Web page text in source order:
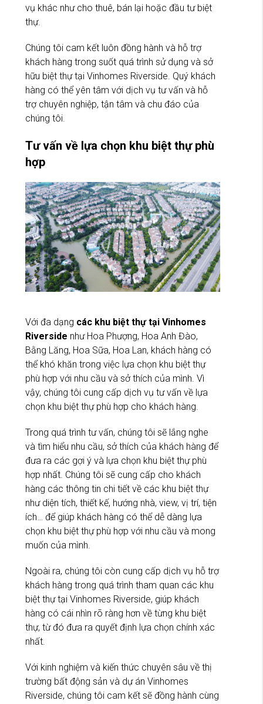
vụ khác như cho thuê, bán lại hoặc đầu tư biệt
thự.
Chúng tôi cam kết luôn đồng hành và hỗ trợ
khách hàng trong suốt quá trình sử dụng và sở
hữu biệt thự tại Vinhomes Riverside. Quý khách
hàng có thể yên tâm với dịch vụ tư vấn và hỗ
trợ chuyên nghiệp, tận tâm và chu đáo của
chúng tôi.
Tư vấn về lựa chọn khu biệt thự phù
hợp
Với đa dạng các khu biệt thự tại Vinhomes
Riverside như Hoa Phượng, Hoa Anh Đào,
Bằng Lăng, Hoa Sữa, Hoa Lan, khách hàng có
thể khó khăn trong việc lựa chọn khu biệt thự
phù hợp với nhu cầu và sở thích của mình. Vì
vậy, chúng tôi cung cấp dịch vụ tư vấn về lựa
chọn khu biệt thự phù hợp cho khách hàng.
Trong quá trình tư vấn, chúng tôi sẽ lắng nghe
và tìm hiểu nhu cầu, sở thích của khách hàng để
đưa ra các gợi ý và lựa chọn khu biệt thự phù
hợp nhất. Chúng tôi sẽ cung cấp cho khách
hàng các thông tin chi tiết về các khu biệt thự
như diện tích, thiết kế, hướng nhà, view, vị trí, tiện
ích… để giúp khách hàng có thể dễ dàng lựa
chọn khu biệt thự phù hợp với nhu cầu và mong
muốn của mình.
Ngoài ra, chúng tôi còn cung cấp dịch vụ hỗ trợ
khách hàng trong quá trình tham quan các khu
biệt thự tại Vinhomes Riverside, giúp khách
hàng có cái nhìn rõ ràng hơn về từng khu biệt
thự, từ đó đưa ra quyết định lựa chọn chính xác
nhất.
Với kinh nghiệm và kiến thức chuyên sâu về thị
trường bất động sản và dự án Vinhomes
Riverside, chúng tôi cam kết sẽ đồng hành cùng